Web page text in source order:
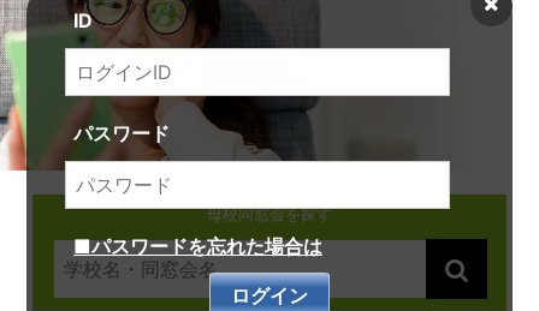
ID
パスワード
■パスワードを忘れた場合は
母校同窓会を探す